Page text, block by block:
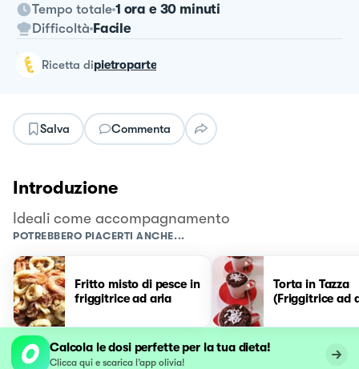
Tempo totale 1 ora e 30 minuti
Difficoltà Facile
ricetta dipietroparte
Salva Commenta
Introduzione
Ideali come accompagnamento
POTREBBERO PIACERTI ANCHE...
Fritto misto di pesce in
friggitrice ad aria
Torta in Tazza
(Friggitrice ad
Calcola le dosi perfette per la tua dieta!
Clicca qui e scarica l’app olivia!